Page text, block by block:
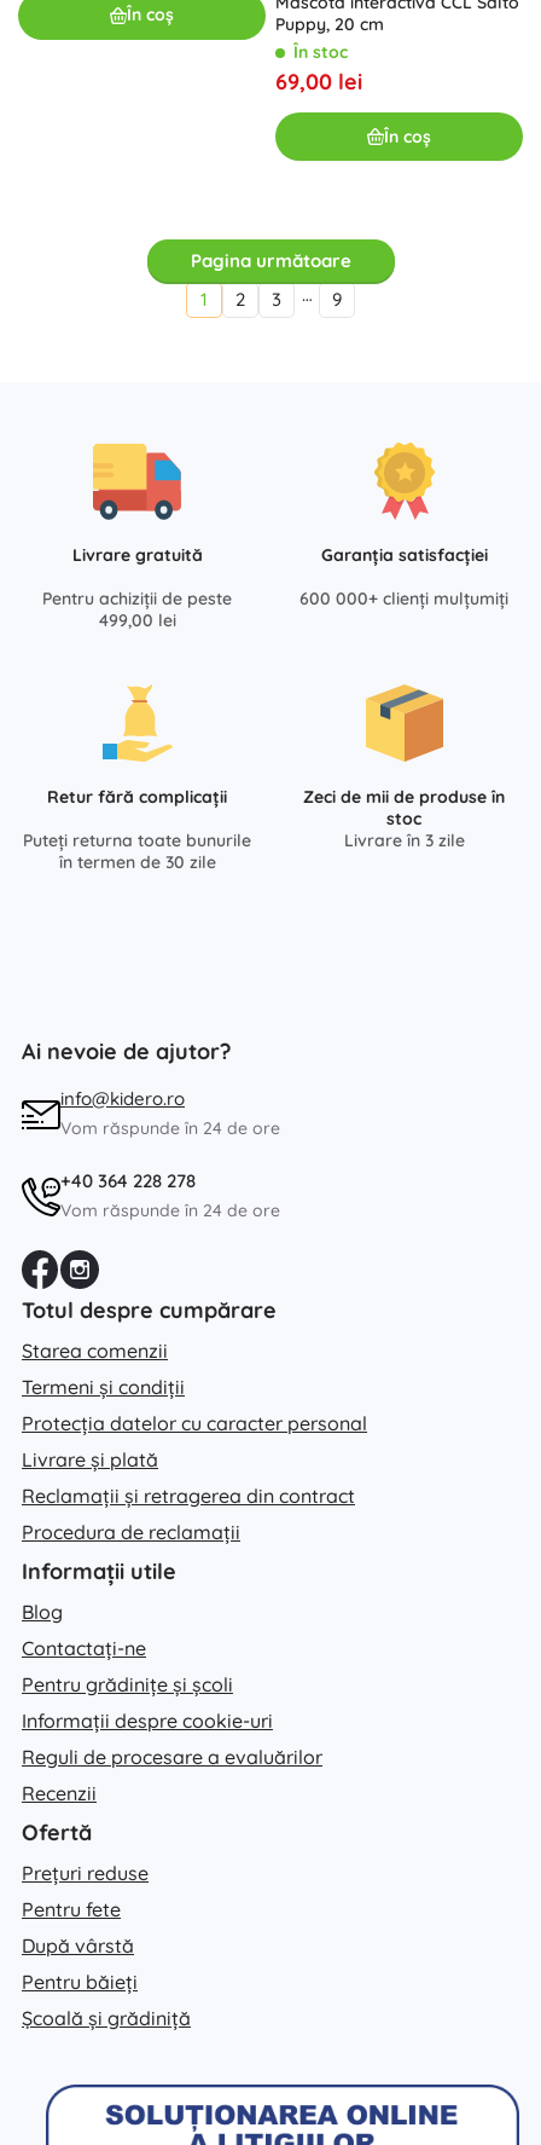
În coș
Puppy, 20 cm
În stoc
69,00 lei
În coș
Pagina următoare
1
2 3 … 9
Livrare gratuită
Pentru achiziții de peste
499,00 lei
Garanția satisfacției
600 000+ clienți mulțumiți
Retur fără complicații
Puteți returna toate bunurile
în termen de 30 zile
Zeci de mii de produse în
stoc
Livrare în 3 zile
Ai nevoie de ajutor?
info@kidero.ro
Vom răspunde în 24 de ore
+40 364 228 278
Vom răspunde în 24 de ore
Totul despre cumpărare
Starea comenzii
Termeni și condiții
Protecția datelor cu caracter personal
Livrare și plată
Reclamații și retragerea din contract
Procedura de reclamații
Informații utile
Blog
Contactați-ne
Pentru grădinițe și școli
Informații despre cookie-uri
Reguli de procesare a evaluărilor
Recenzii
Ofertă
Prețuri reduse
Pentru fete
După vârstă
Pentru băieți
Școală și grădiniță